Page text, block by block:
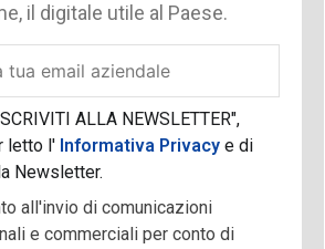
il digitale utile al Paese.
ALLA NEWSLETTER",
letto l'Informativa Privacy e di
Newsletter.
all'invio di comunicazioni
e commerciali per conto di